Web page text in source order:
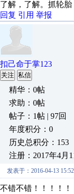
了解，了解。抓轮胎
回复 引用 举报
扣己命于掌123
关注 私信
精华：0帖
求助：0帖
帖子：1帖 | 97回
年度积分：0
历史总积分：153
注册：2017年4月
发表于：2016-04-13
不错不错！！！！！